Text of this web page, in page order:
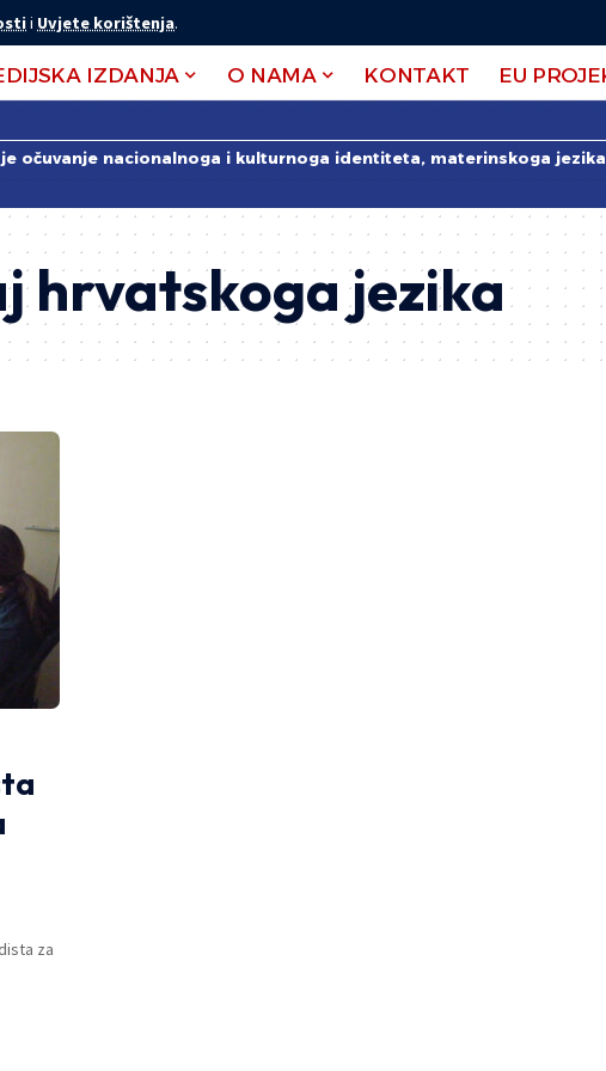
i Uvjete korištenja.
IZDANJA O NAMA KONTAKT EU
očuvanje nacionalnoga i kulturnoga identiteta, materinskoga
hrvatskoga jezika
za